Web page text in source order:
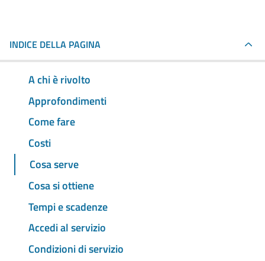
INDICE DELLA PAGINA
A chi è rivolto
Approfondimenti
Come fare
Costi
Cosa serve
Cosa si ottiene
Tempi e scadenze
Accedi al servizio
Condizioni di servizio